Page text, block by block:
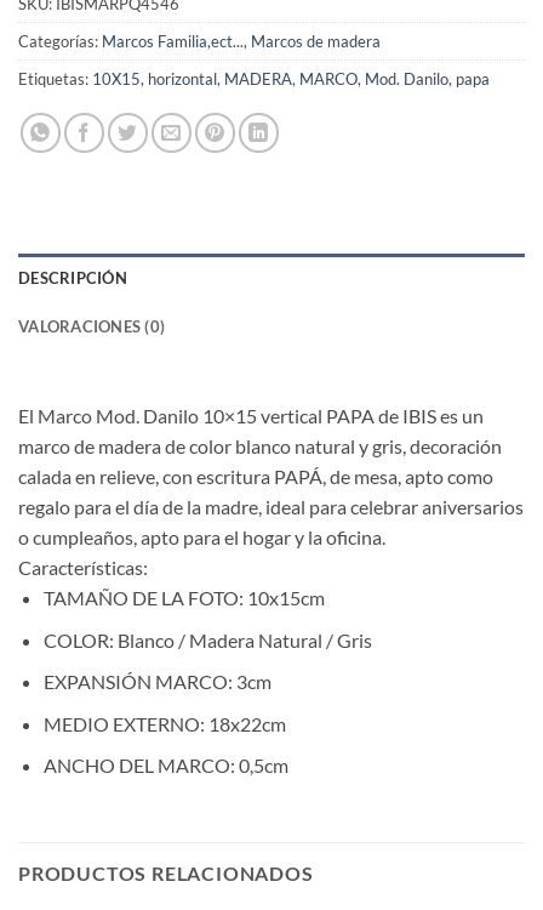
Categorías: Marcos Familia,ect..., Marcos de madera
Etiquetas: 10X15, horizontal, MADERA, MARCO, Mod. Danilo, papa
DESCRIPCIÓN
VALORACIONES (0)
El Marco Mod. Danilo 10×15 vertical PAPA de IBIS es un
marco de madera de color blanco natural y gris, decoración
calada en relieve, con escritura PAPÁ, de mesa, apto como
regalo para el día de la madre, ideal para celebrar aniversarios
o cumpleaños, apto para el hogar y la oficina.
Características:
TAMAÑO DE LA FOTO: 10x15cm
COLOR: Blanco / Madera Natural / Gris
EXPANSIÓN MARCO: 3cm
MEDIO EXTERNO: 18x22cm
ANCHO DEL MARCO: 0,5cm
PRODUCTOS RELACIONADOS